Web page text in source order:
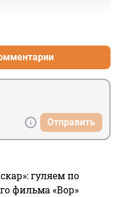
Отправить
гуляем по
фильма «Вор»